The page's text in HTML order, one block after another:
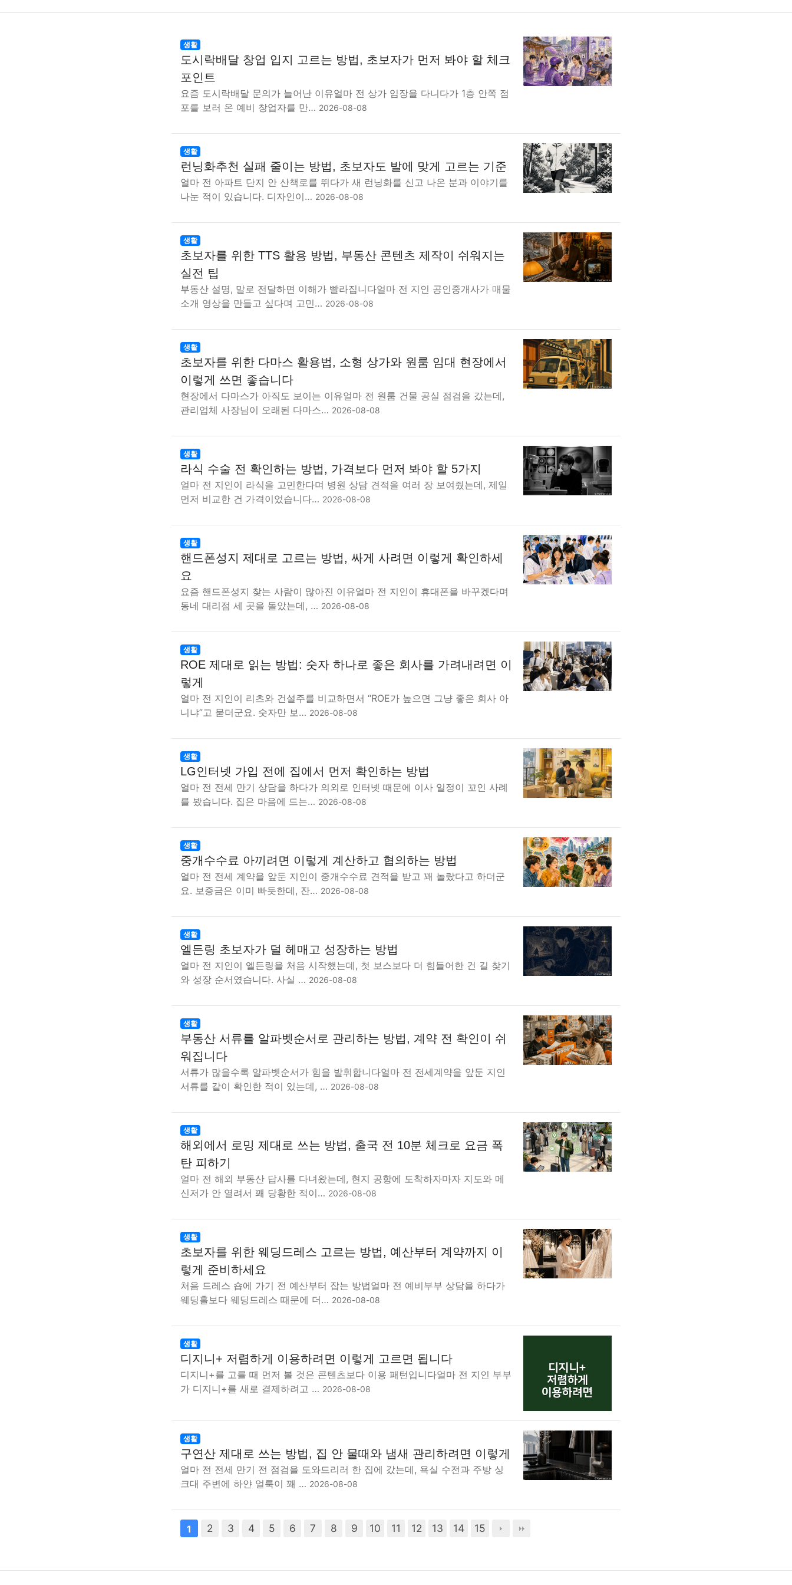
생활
도시락배달 창업 입지 고르는 방법, 초보자가 먼저 봐야 할 체크
포인트
요즘 도시락배달 문의가 늘어난 이유얼마 전 상가 임장을 다니다가 1층 안쪽 점
포를 보러 온 예비 창업자를 만… 2026-08-08
생활
런닝화추천 실패 줄이는 방법, 초보자도 발에 맞게 고르는 기준
얼마 전 아파트 단지 안 산책로를 뛰다가 새 런닝화를 신고 나온 분과 이야기를
나눈 적이 있습니다. 디자인이… 2026-08-08
생활
초보자를 위한 TTS 활용 방법, 부동산 콘텐츠 제작이 쉬워지는
실전 팁
부동산 설명, 말로 전달하면 이해가 빨라집니다얼마 전 지인 공인중개사가 매물
소개 영상을 만들고 싶다며 고민… 2026-08-08
생활
초보자를 위한 다마스 활용법, 소형 상가와 원룸 임대 현장에서
이렇게 쓰면 좋습니다
현장에서 다마스가 아직도 보이는 이유얼마 전 원룸 건물 공실 점검을 갔는데,
관리업체 사장님이 오래된 다마스… 2026-08-08
생활
라식 수술 전 확인하는 방법, 가격보다 먼저 봐야 할 5가지
얼마 전 지인이 라식을 고민한다며 병원 상담 견적을 여러 장 보여줬는데, 제일
먼저 비교한 건 가격이었습니다… 2026-08-08
생활
핸드폰성지 제대로 고르는 방법, 싸게 사려면 이렇게 확인하세
요
요즘 핸드폰성지 찾는 사람이 많아진 이유얼마 전 지인이 휴대폰을 바꾸겠다며
동네 대리점 세 곳을 돌았는데, … 2026-08-08
생활
ROE 제대로 읽는 방법: 숫자 하나로 좋은 회사를 가려내려면 이
렇게
얼마 전 지인이 리츠와 건설주를 비교하면서 “ROE가 높으면 그냥 좋은 회사 아
니냐”고 묻더군요. 숫자만 보… 2026-08-08
생활
LG인터넷 가입 전에 집에서 먼저 확인하는 방법
얼마 전 전세 만기 상담을 하다가 의외로 인터넷 때문에 이사 일정이 꼬인 사례
를 봤습니다. 집은 마음에 드는… 2026-08-08
생활
중개수수료 아끼려면 이렇게 계산하고 협의하는 방법
얼마 전 전세 계약을 앞둔 지인이 중개수수료 견적을 받고 꽤 놀랐다고 하더군
요. 보증금은 이미 빠듯한데, 잔… 2026-08-08
생활
엘든링 초보자가 덜 헤매고 성장하는 방법
얼마 전 지인이 엘든링을 처음 시작했는데, 첫 보스보다 더 힘들어한 건 길 찾기
와 성장 순서였습니다. 사실 … 2026-08-08
생활
부동산 서류를 알파벳순서로 관리하는 방법, 계약 전 확인이 쉬
워집니다
서류가 많을수록 알파벳순서가 힘을 발휘합니다얼마 전 전세계약을 앞둔 지인
서류를 같이 확인한 적이 있는데, … 2026-08-08
생활
해외에서 로밍 제대로 쓰는 방법, 출국 전 10분 체크로 요금 폭
탄 피하기
얼마 전 해외 부동산 답사를 다녀왔는데, 현지 공항에 도착하자마자 지도와 메
신저가 안 열려서 꽤 당황한 적이… 2026-08-08
생활
초보자를 위한 웨딩드레스 고르는 방법, 예산부터 계약까지 이
렇게 준비하세요
처음 드레스 숍에 가기 전 예산부터 잡는 방법얼마 전 예비부부 상담을 하다가
웨딩홀보다 웨딩드레스 때문에 더… 2026-08-08
생활
디지니+ 저렴하게 이용하려면 이렇게 고르면 됩니다
디지니+를 고를 때 먼저 볼 것은 콘텐츠보다 이용 패턴입니다얼마 전 지인 부부
가 디지니+를 새로 결제하려고 … 2026-08-08
생활
구연산 제대로 쓰는 방법, 집 안 물때와 냄새 관리하려면 이렇게
얼마 전 전세 만기 전 점검을 도와드리러 한 집에 갔는데, 욕실 수전과 주방 싱
크대 주변에 하얀 얼룩이 꽤 … 2026-08-08
1 2 3 4 5 6 7 8 9 10 11 12 13 14 15
다음 맨끝